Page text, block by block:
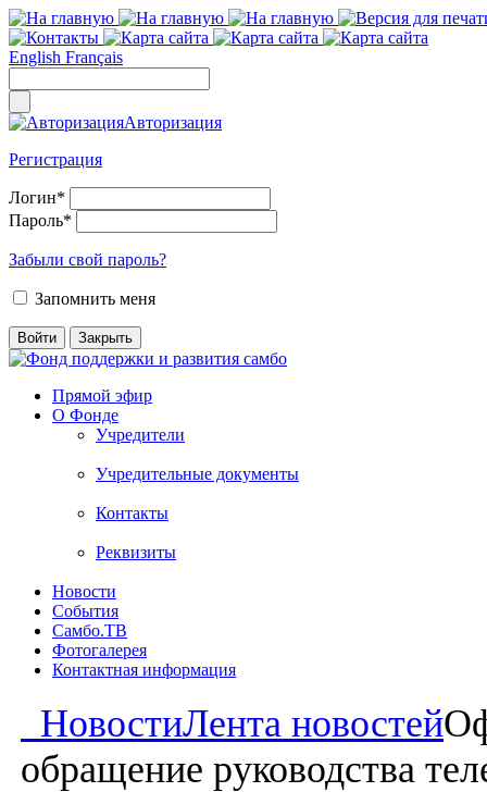
English Français
Авторизация
Регистрация
Логин*
Пароль*
Забыли свой пароль?
Запомнить меня
Прямой эфир
О Фонде
Учредители
Учредительные документы
Контакты
Реквизиты
Новости
События
Самбо.ТВ
Фотогалерея
Контактная информация
НовостиЛента новостей
обращение руководства